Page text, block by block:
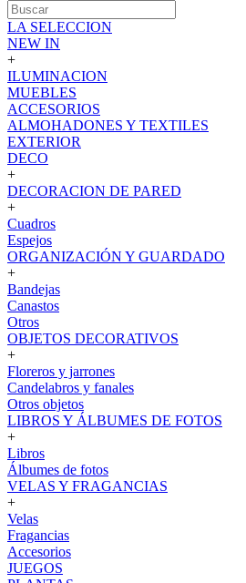
LA SELECCION
NEW IN
+
ILUMINACION
MUEBLES
ACCESORIOS
ALMOHADONES Y TEXTILES
EXTERIOR
DECO
+
DECORACION DE PARED
+
Cuadros
Espejos
ORGANIZACIÓN Y GUARDADO
+
Bandejas
Canastos
Otros
OBJETOS DECORATIVOS
+
Floreros y jarrones
Candelabros y fanales
Otros objetos
LIBROS Y ÁLBUMES DE FOTOS
+
Libros
Álbumes de fotos
VELAS Y FRAGANCIAS
+
Velas
Fragancias
Accesorios
JUEGOS